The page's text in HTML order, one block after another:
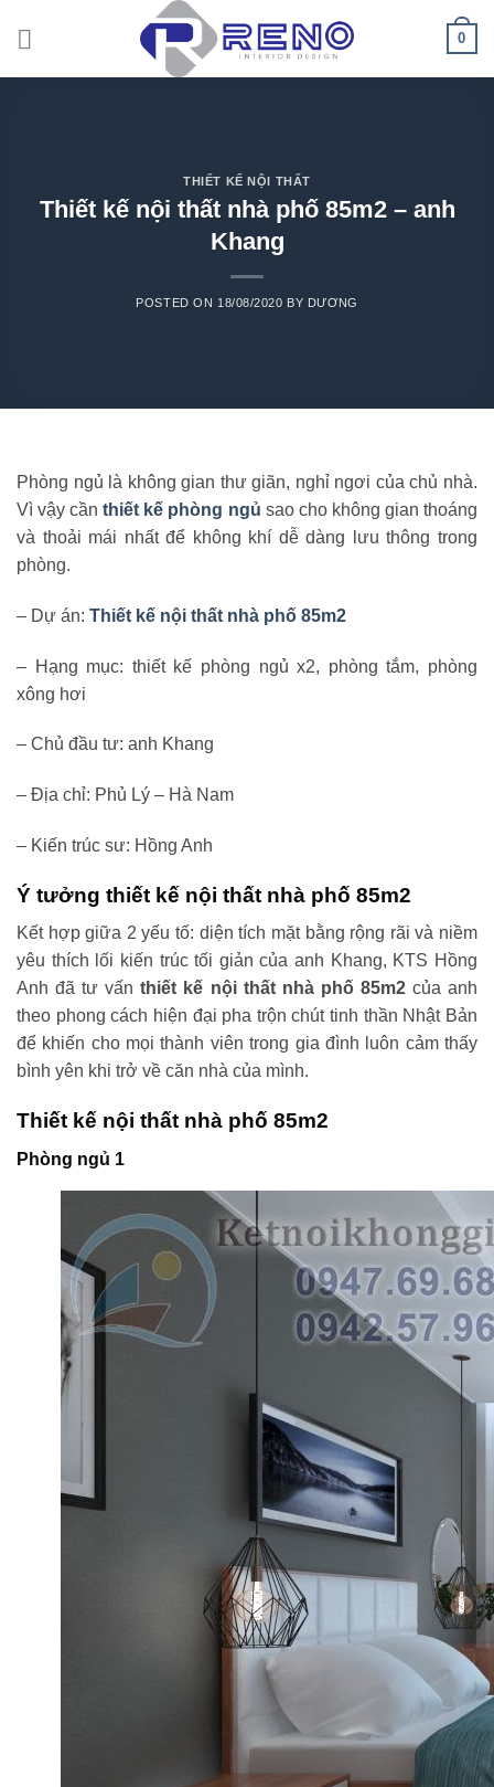
0
THIẾT KẾ NỘI THẤT
Thiết kế nội thất nhà phố 85m2 – anh
Khang
POSTED ON 18/08/2020 BY DƯƠNG
Phòng ngủ là không gian thư giãn, nghỉ ngơi của chủ nhà.
Vì vậy cầnthiết kế phòng ngủ sao cho không gian thoáng
và thoải mái nhất để không khí dễ dàng lưu thông trong
phòng.
– Dự án: Thiết kế nội thất nhà phố 85m2
– Hạng mục: thiết kế phòng ngủ x2, phòng tắm, phòng
xông hơi
– Chủ đầu tư: anh Khang
– Địa chỉ: Phủ Lý – Hà Nam
– Kiến trúc sư: Hồng Anh
Ý tưởng thiết kế nội thất nhà phố 85m2
Kết hợp giữa 2 yếu tố: diện tích mặt bằng rộng rãi và niềm
yêu thích lối kiến trúc tối giản của anh Khang, KTS Hồng
Anh đã tư vấnthiết kế nội thất nhà phố 85m2của anh
theo phong cách hiện đại pha trộn chút tinh thần Nhật Bản
để khiến cho mọi thành viên trong gia đình luôn cảm thấy
bình yên khi trở về căn nhà của mình.
Thiết kế nội thất nhà phố 85m2
Phòng ngủ 1